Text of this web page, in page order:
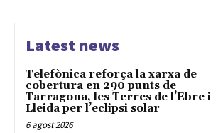
Latest news
Telefònica reforça la xarxa de
cobertura en 290 punts de
Tarragona, les Terres de l’Ebre i
Lleida per l’eclipsi solar
6 agost 2026